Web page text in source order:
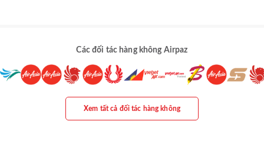
Các đối tác hàng không Airpaz
Xem tất cả đối tác hàng không